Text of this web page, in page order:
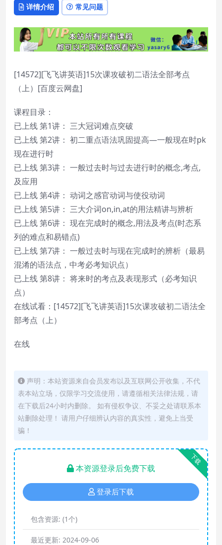
详情介绍 常见问题
[14572][飞飞讲英语]15次课攻破初二语法全部考点
（上）[百度云网盘]
课程目录：
已上线 第1讲： 三大冠词难点突破
已上线 第2讲： 初二重点语法巩固提高—一般现在时pk
现在进行时
已上线 第3讲： 一般过去时与过去进行时的概念,考点,
及应用
已上线 第4讲： 动词之感官动词与使役动词
已上线 第5讲： 三大介词on,in,at的用法精讲与辨析
已上线 第6讲： 现在完成时的概念,用法及考点(时态系
列的难点和易错点)
已上线 第7讲： 一般过去时与现在完成时的辨析（最易
混淆的语法点，中考必考知识点）
已上线 第8讲： 将来时的考点及表现形式（必考知识
点）
在线试看：[14572][飞飞讲英语]15次课攻破初二语法全
部考点（上）
在线
声明：本站资源来自会员发布以及互联网公开收集，不代
表本站立场，仅限学习交流使用，请遵循相关法律法规，请
在下载后24小时内删除。 如有侵权争议、不妥之处请联系本
站删除处理！ 请用户仔细辨认内容的真实性，避免上当受
骗！
下载
本资源登录后免费下载
登录后下载
包含资源: (1个)
最近更新: 2024-09-06